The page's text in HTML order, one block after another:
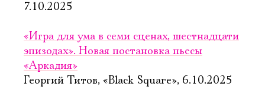
7.10.2025
«Игра для ума в семи сценах, шестнадцати
эпизодах». Новая постановка пьесы
«Аркадия»
Георгий Титов, «Black Square», 6.10.2025